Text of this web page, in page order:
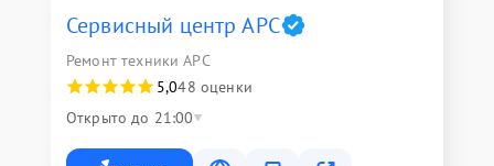
Сервисный центр APC
Ремонт техники APC
5,048 оценки
Открыто до 21:00